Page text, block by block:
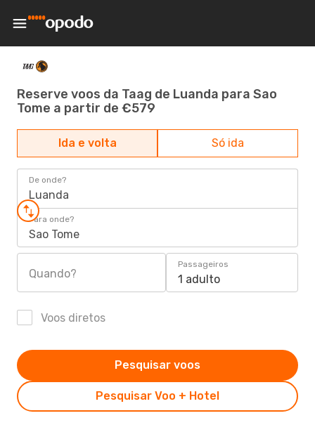
Reserve voos da Taag de Luanda para Sao
Tome a partir de €579
Ida e volta Só ida
De onde?
Luanda
Para onde?
Sao Tome
Quando?
Passageiros
1 adulto
Voos diretos
Pesquisar Voo + Hotel
Pesquisar voos